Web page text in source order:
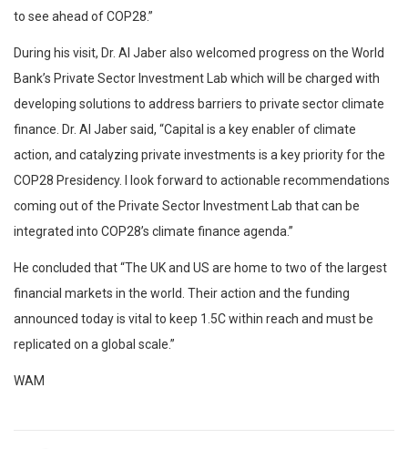
to see ahead of COP28.”
During his visit, Dr. Al Jaber also welcomed progress on the World
Bank’s Private Sector Investment Lab which will be charged with
developing solutions to address barriers to private sector climate
finance. Dr. Al Jaber said, “Capital is a key enabler of climate
action, and catalyzing private investments is a key priority for the
COP28 Presidency. I look forward to actionable recommendations
coming out of the Private Sector Investment Lab that can be
integrated into COP28’s climate finance agenda.”
He concluded that “The UK and US are home to two of the largest
financial markets in the world. Their action and the funding
announced today is vital to keep 1.5C within reach and must be
replicated on a global scale.”
WAM